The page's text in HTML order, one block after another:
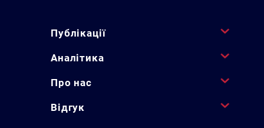
Публікації
Аналітика
Про нас
Відгук